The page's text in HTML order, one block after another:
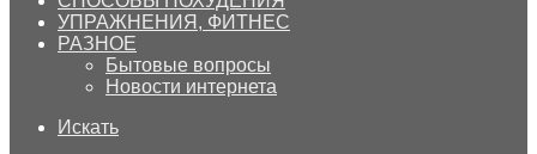
УПРАЖНЕНИЯ, ФИТНЕС
РАЗНОЕ
Бытовые вопросы
Новости интернета
Искать